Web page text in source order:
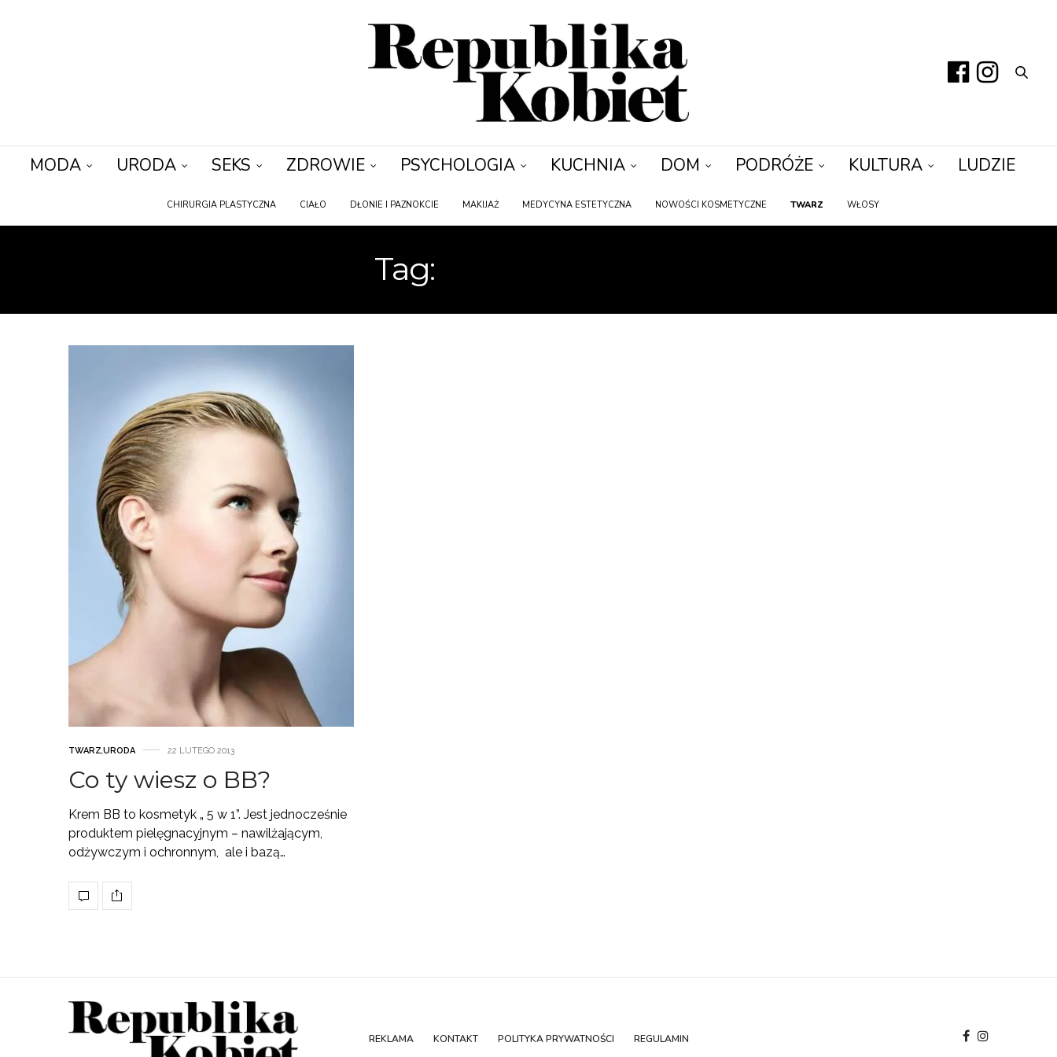
MODA URODA SEKS ZDROWIE PSYCHOLOGIA KUCHNIA DOM PODRÓŻE KULTURA LUDZIE
CHIRURGIA PLASTYCZNA CIAŁO DŁONIE I PAZNOKCIE MAKIJAŻ MEDYCYNA ESTETYCZNA NOWOŚCI KOSMETYCZNE TWARZ WŁOSY
Tag:
TWARZ,URODA 22 LUTEGO 2013
Co ty wiesz o BB?
Krem BB to kosmetyk „ 5 w 1”. Jest jednocześnie
produktem pielęgnacyjnym – nawilżającym,
odżywczym i ochronnym, ale i bazą…
REKLAMA KONTAKT POLITYKA PRYWATNOŚCI REGULAMIN